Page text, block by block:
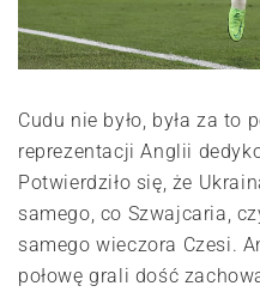
Cudu nie było, była za to
reprezentacji Anglii
Potwierdziło się, że
samego, co Szwajcaria,
samego wieczora Czesi.
połowę grali dość